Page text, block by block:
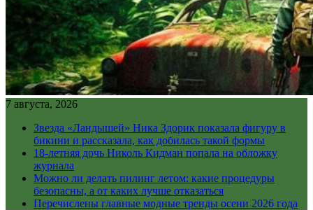
7 августа, 2026
Звезда «Ландышей» Ника Здорик показала фигуру в
бикини и рассказала, как добилась такой формы
18-летняя дочь Николь Кидман попала на обложку
журнала
Можно ли делать пилинг летом: какие процедуры
безопасны, а от каких лучше отказаться
Перечислены главные модные тренды осени 2026 года